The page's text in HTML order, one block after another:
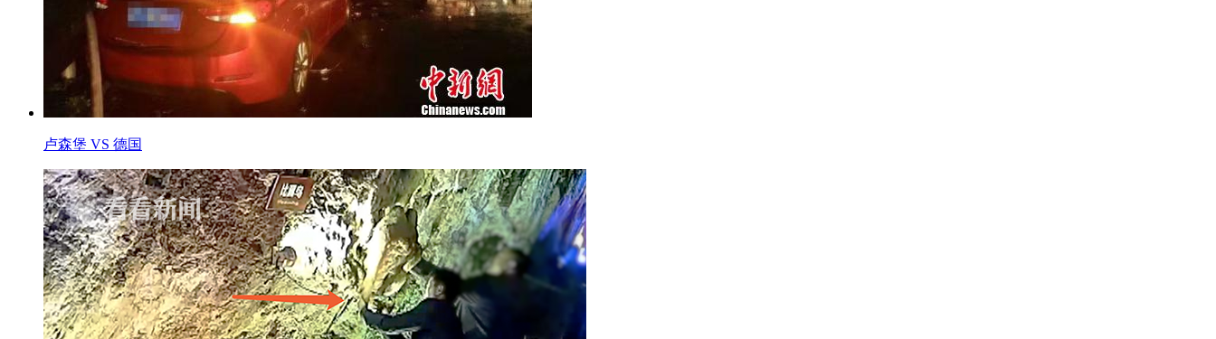
卢森堡 VS 德国